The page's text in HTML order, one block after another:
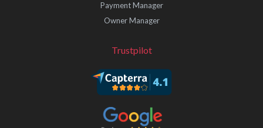
Payment Manager
Owner Manager
Trustpilot